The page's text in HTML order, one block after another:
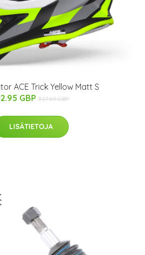
ACE Trick Yellow Matt S
GBP 327.69 GBP
LISÄTIETOJA